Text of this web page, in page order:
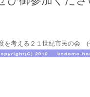
を考える２１世紀市民の会 (